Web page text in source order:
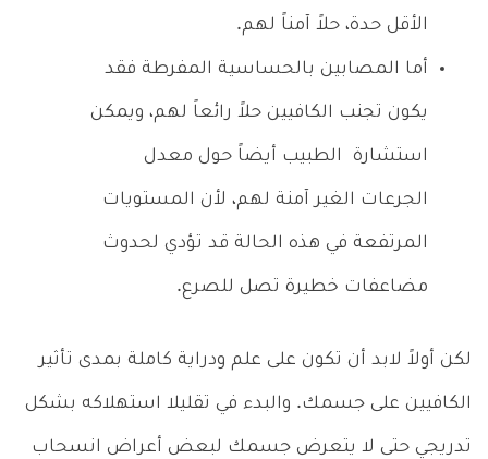
الأقل حدة، حلاً آمناً لهم.
أما المصابين بالحساسية المفرطة فقد
يكون تجنب الكافيين حلاً رائعاً لهم، ويمكن
استشارة الطبيب أيضاً حول معدل
الجرعات الغير آمنة لهم، لأن المستويات
المرتفعة في هذه الحالة قد تؤدي لحدوث
مضاعفات خطيرة تصل للصرع.
لكن أولاً لابد أن تكون على علم ودراية كاملة بمدى تأثير
الكافيين على جسمك. والبدء في تقليلا استهلاكه بشكل
تدريجي حتى لا يتعرض جسمك لبعض أعراض انسحاب